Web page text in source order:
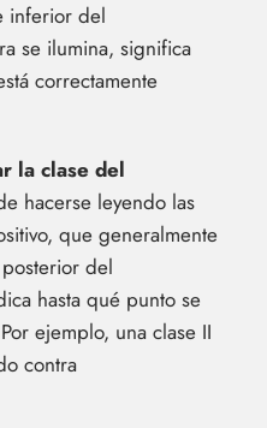
inferior del
se ilumina, significa
correctamente
la clase del
hacerse leyendo las
que generalmente
del
hasta qué punto se
ejemplo, una clase II
contra